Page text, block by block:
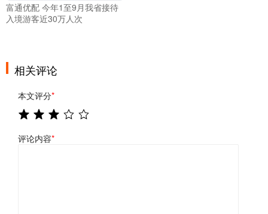
富通优配 今年1至9月我省接待
入境游客近30万人次
相关评论
本文评分*
评论内容*